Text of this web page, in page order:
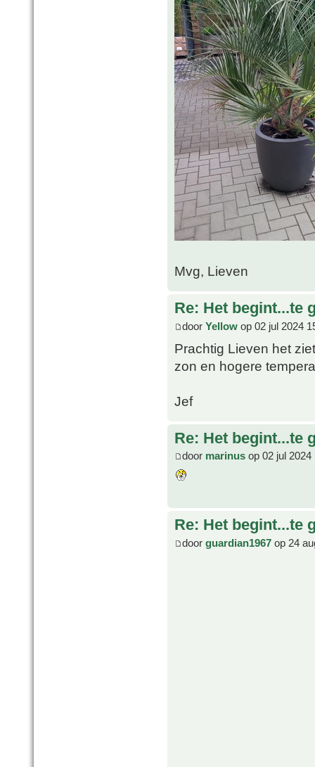
Mvg, Lieven
Re: Het begint...te
door Yellow op 02 jul 2024
Prachtig Lieven het
zon en hogere
Jef
Re: Het begint...te
door marinus op 02 jul 2024
Re: Het begint...te
door guardian1967 op 24